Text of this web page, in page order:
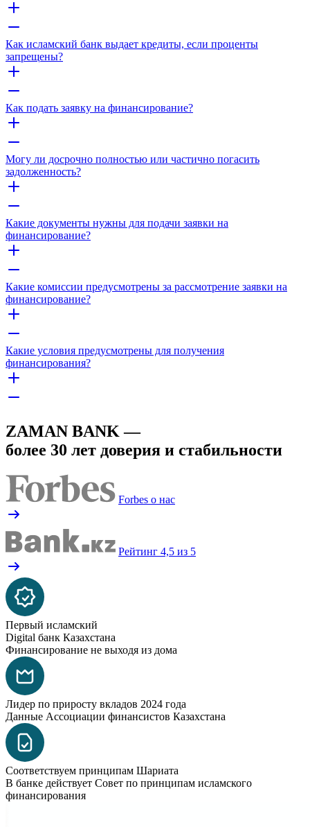
Как исламский банк выдает кредиты, если проценты
запрещены?
Как подать заявку на финансирование?
Могу ли досрочно полностью или частично погасить
задолженность?
Какие документы нужны для подачи заявки на
финансирование?
Какие комиссии предусмотрены за рассмотрение заявки на
финансирование?
Какие условия предусмотрены для получения
финансирования?
ZAMAN BANK —
более 30 лет доверия и стабильности
Forbes о нас
Рейтинг 4,5 из 5
Первый исламский
Digital банк Казахстана
Финансирование не выходя из дома
Лидер по приросту вкладов 2024 года
Данные Ассоциации финансистов Казахстана
Соответствуем принципам Шариата
В банке действует Совет по принципам исламского
финансирования